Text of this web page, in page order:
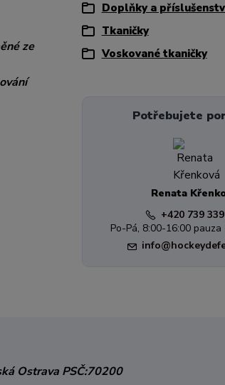
ze
Doplňky a
Tkaničky
Voskované tkaničky
Potřebujete
Renata
+420 739
Po-Pá, 8:00-16:00
Ostrava PSČ:70200